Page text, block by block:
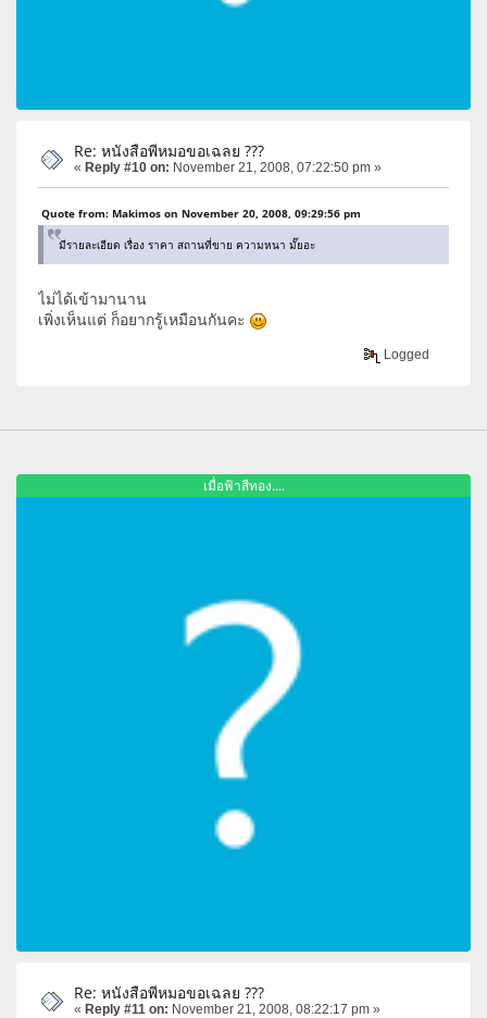
Re: หนังสือพีหมอขอเฉลย ???
« Reply #10 on: November 21, 2008, 07:22:50 pm »
Quote from: Makimos on November 20, 2008, 09:29:56 pm
มีรายละเอียด เรื่อง ราคา สถานที่ขาย ความหนา มั๊ยอะ
ไม่ได้เข้ามานาน
เพิ่งเห็นแต่ ก็อยากรู้เหมือนกันคะ
Logged
เมื่อฟ้าสีทอง....
Re: หนังสือพีหมอขอเฉลย ???
« Reply #11 on: November 21, 2008, 08:22:17 pm »